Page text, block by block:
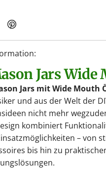
.
.
Jars
Jars mit Wide Mouth
und aus der Welt der
nicht mehr
kombiniert
– von
bis hin zu